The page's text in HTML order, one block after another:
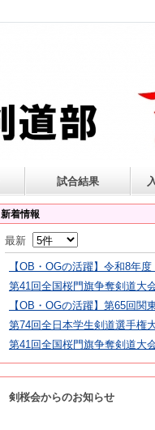
試合結果
新着情報
最新
【OB・OGの活躍】令和8年
第41回全国桜門旗争奪剣道大
【OB・OGの活躍】第65回
第74回全日本学生剣道選手権
第41回全国桜門旗争奪剣道大
剣桜会からのお知らせ